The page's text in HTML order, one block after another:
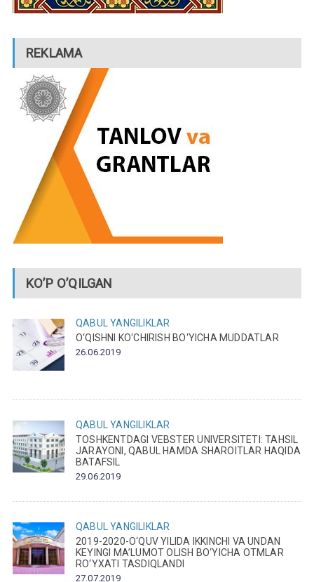
REKLAMA
KO’P O’QILGAN
QABUL
YANGILIKLAR
O‘QISHNI KO‘CHIRISH BO‘YICHA MUDDATLAR
26.06.2019
QABUL
YANGILIKLAR
TOSHKENTDAGI VEBSTER UNIVERSITETI: TAHSIL
JARAYONI, QABUL HAMDA SHAROITLAR HAQIDA
BATAFSIL
29.06.2019
QABUL
YANGILIKLAR
2019-2020-O‘QUV YILIDA IKKINCHI VA UNDAN
KEYINGI MA’LUMOT OLISH BO‘YICHA OTMLAR
RO‘YXATI TASDIQLANDI
27.07.2019